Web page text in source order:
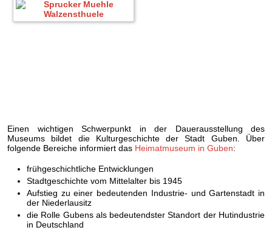
Einen wichtigen Schwerpunkt in der Dauerausstellung des
Museums bildet die Kulturgeschichte der Stadt Guben. Über
folgende Bereiche informiert das Heimatmuseum in Guben:
frühgeschichtliche Entwicklungen
Stadtgeschichte vom Mittelalter bis 1945
Aufstieg zu einer bedeutenden Industrie- und Gartenstadt in
der Niederlausitz
die Rolle Gubens als bedeutendster Standort der Hutindustrie
in Deutschland